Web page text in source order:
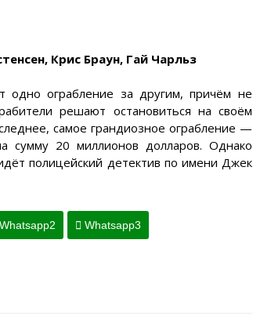
Крис Браун, Гай Чарльз
одно ограбление за другим, причём не
решают остановиться на своём
самое грандиозное ограбление —
сумму 20 миллионов долларов. Однако
полицейский детектив по имени Джек
Whatsapp2 Whatsapp3